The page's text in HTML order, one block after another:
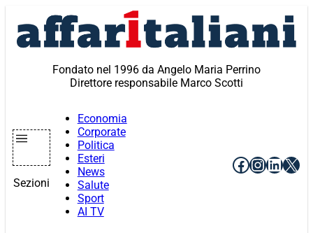
contenuto
Fondato nel 1996 da Angelo Maria Perrino
Direttore responsabile Marco Scotti
Sezioni
Economia
Corporate
Politica
Esteri
News
Salute
Sport
AI TV
Facebook
X